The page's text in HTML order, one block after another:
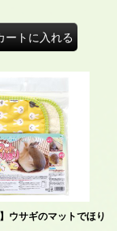
ートに入れる
ウサギのマットでほり